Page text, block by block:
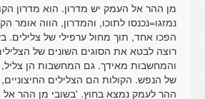
מן ההר אל העמק יש מדרון. הוא מדרון
נמזגו=נכנסו לתוכו, והמדרון, הווה אומר
הפכו אחד, תוך מחול ערפילי של צלילים.
רוצה לבטא את הסוגים השונים של
והמחשבות מאידך. גם המחשבות הן צליל,
של הנפש. הקולות הם הצלילים החיצוניים,
ההר לעמק נמצא בחוץ. 'בשובי מן ההר